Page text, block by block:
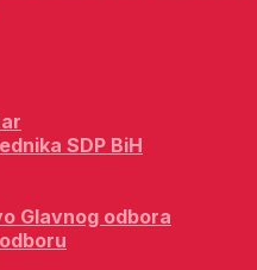
SDP BiH
Glavnog odbora